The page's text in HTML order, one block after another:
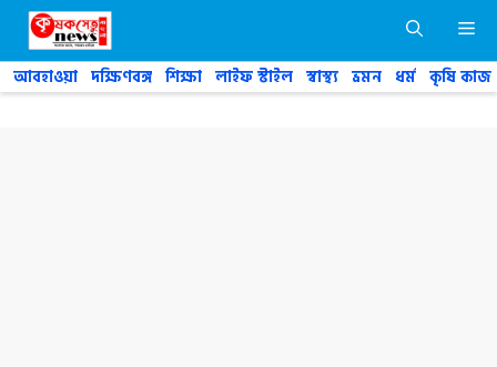
Skip
content
আবহাওয়া দক্ষিণবঙ্গ শিক্ষা লাইফ স্টাইল স্বাস্থ্য ভ্রমন ধর্ম কৃষি কাজ